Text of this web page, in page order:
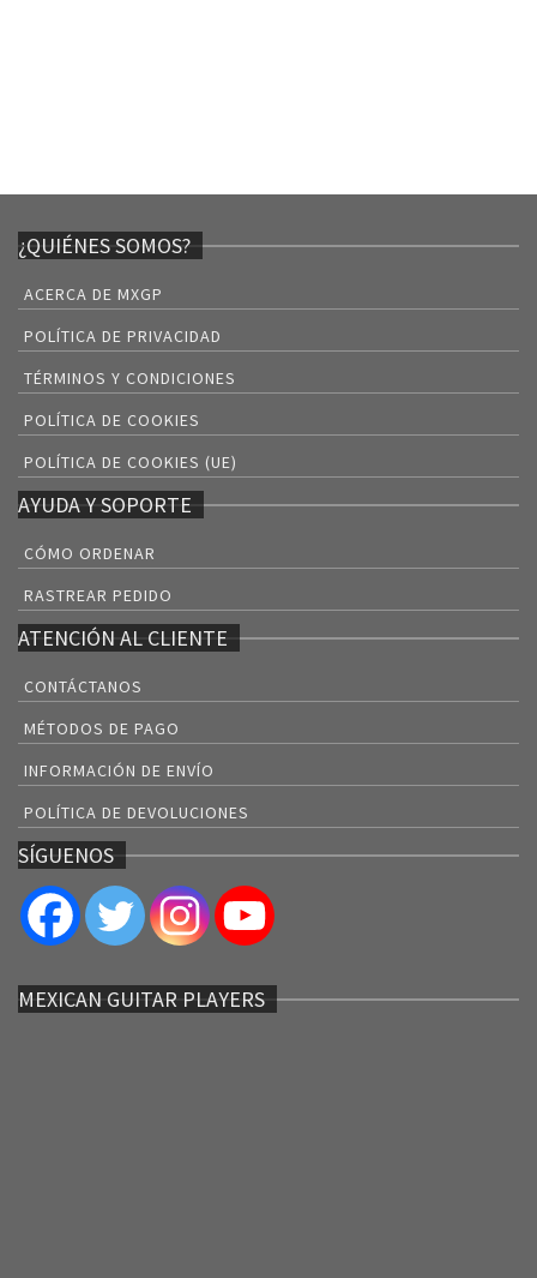
¿QUIÉNES SOMOS?
ACERCA DE MXGP
POLÍTICA DE PRIVACIDAD
TÉRMINOS Y CONDICIONES
POLÍTICA DE COOKIES
POLÍTICA DE COOKIES (UE)
AYUDA Y SOPORTE
CÓMO ORDENAR
RASTREAR PEDIDO
ATENCIÓN AL CLIENTE
CONTÁCTANOS
MÉTODOS DE PAGO
INFORMACIÓN DE ENVÍO
POLÍTICA DE DEVOLUCIONES
SÍGUENOS
MEXICAN GUITAR PLAYERS